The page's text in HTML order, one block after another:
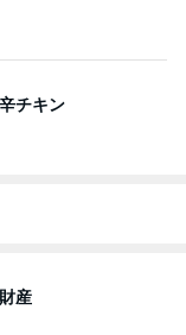
チキン
産